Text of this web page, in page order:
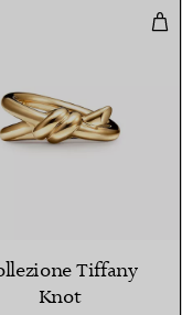
bianco
Tiffany
Knot